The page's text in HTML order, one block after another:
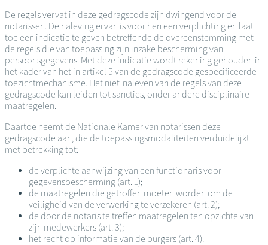
De regels vervat in deze gedragscode zijn dwingend voor de
notarissen. De naleving ervan is voor hen een verplichting en laat
toe een indicatie te geven betreffende de overeenstemming met
de regels die van toepassing zijn inzake bescherming van
persoonsgegevens. Met deze indicatie wordt rekening gehouden in
het kader van het in artikel 5 van de gedragscode gespecificeerde
toezichtmechanisme. Het niet-naleven van de regels van deze
gedragscode kan leiden tot sancties, onder andere disciplinaire
maatregelen.
Daartoe neemt de Nationale Kamer van notarissen deze
gedragscode aan, die de toepassingsmodaliteiten verduidelijkt
met betrekking tot:
de verplichte aanwijzing van een functionaris voor
gegevensbescherming (art. 1);
de maatregelen die getroffen moeten worden om de
veiligheid van de verwerking te verzekeren (art. 2);
de door de notaris te treffen maatregelen ten opzichte van
zijn medewerkers (art. 3);
het recht op informatie van de burgers (art. 4).